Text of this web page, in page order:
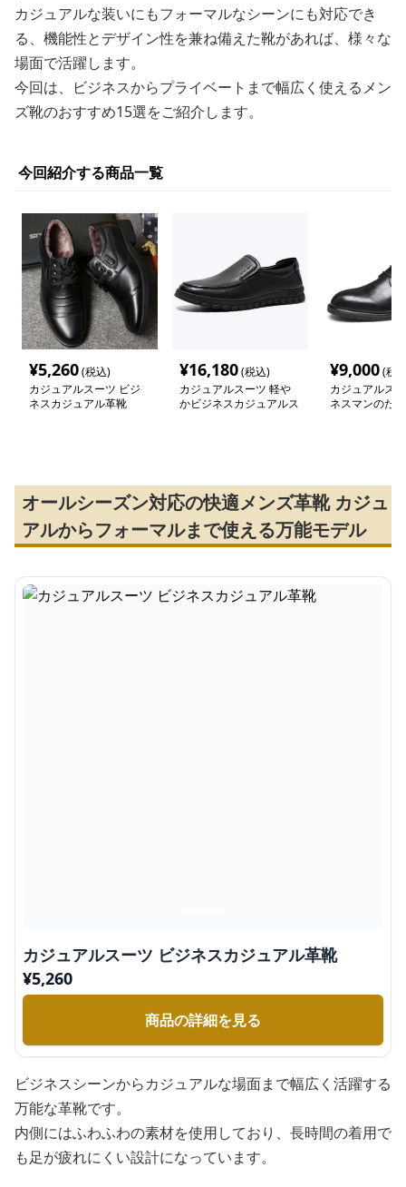
カジュアルな装いにもフォーマルなシーンにも対応でき
る、機能性とデザイン性を兼ね備えた靴があれば、様々な
場面で活躍します。
今回は、ビジネスからプライベートまで幅広く使えるメン
ズ靴のおすすめ15選をご紹介します。
今回紹介する商品一覧
¥5,260(税込)
カジュアルスーツ ビジ
ネスカジュアル革靴
¥16,180(税込)
カジュアルスーツ 軽や
かビジネスカジュアルス
¥9,000(税
カジュアルス
ネスマンのた
オールシーズン対応の快適メンズ革靴 カジュ
アルからフォーマルまで使える万能モデル
カジュアルスーツ ビジネスカジュアル革靴
¥5,260
商品の詳細を見る
ビジネスシーンからカジュアルな場面まで幅広く活躍する
万能な革靴です。
内側にはふわふわの素材を使用しており、長時間の着用で
も足が疲れにくい設計になっています。